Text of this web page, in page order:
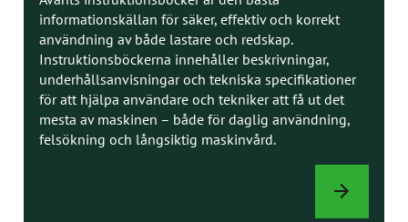
informationskällan för säker, effektiv och korrekt
användning av både lastare och redskap.
Instruktionsböckerna innehåller beskrivningar,
underhållsanvisningar och tekniska specifikationer
för att hjälpa användare och tekniker att få ut det
mesta av maskinen – både för daglig användning,
felsökning och långsiktig maskinvård.